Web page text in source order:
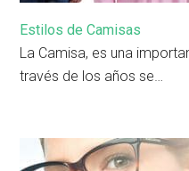
Estilos de Camisas
La Camisa, es una
través de los años se…